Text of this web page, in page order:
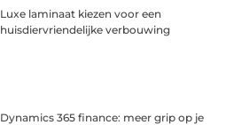
Luxe laminaat kiezen voor een
huisdiervriendelijke verbouwing
Dynamics 365 finance: meer grip op je